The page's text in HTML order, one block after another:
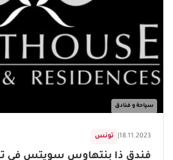
سياحة و فنادق
تونس 18.11.2023
فندق ذا بنتهاوس سويتس في